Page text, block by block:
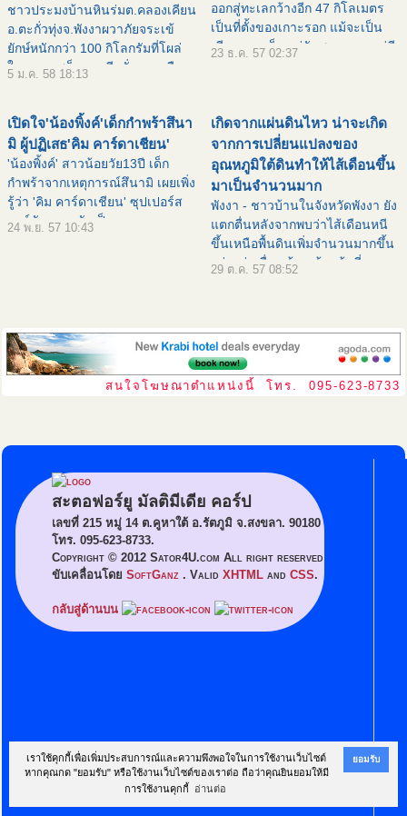
เราใช้คุกกี้เพื่อเพิ่มประสบการณ์และความพึงพอใจในการใช้งานเว็บไซต์
หากคุณกด "ยอมรับ" หรือใช้งานเว็บไซต์ของเราต่อ ถือว่าคุณยินยอมให้มี
การใช้งานคุกกี้
อ่านต่อ
ยอมรับ
ชาวประมงบ้านหินร่มต.คลองเคียน
อ.ตะกั่วทุ่งจ.พังงาผวาภัยจระเข้
ยักษ์หนักกว่า 100 กิโลกรัมที่โผล่
ในคลองเสม็ดนางชีหวั่นถูกเขมือบ
สายัณห์หัสน
5 ม.ค. 58 18:13
ออกสู่ทะเลกว้างอีก 47 กิโลเมตร
เป็นที่ตั้งของเกาะรอก แม้จะเป็น
เพียงเกาะเล็กๆ คู่กันสองเกาะ แต่มี
23 ธ.ค. 57 02:37
เปิดใจ'น้องพิ้งค์'เด็กกำพร้าสึนา
มิ ผู้ปฏิเสธ'คิม คาร์ดาเชียน'
'น้องพิ้งค์' สาวน้อยวัย13ปี เด็ก
กำพร้าจากเหตุการณ์สึนามิ เผยเพิ่ง
รู้ว่า 'คิม คาร์ดาเชียน' ซุปเปอร์ส
ตาร์ดัง อยากรับเป็นบุตรบุญธรรม
24 พ.ย. 57 10:43
เกิดจากแผ่นดินไหว น่าจะเกิด
จากการเปลี่ยนแปลงของ
อุณหภูมิใต้ดินทำให้ไส้เดือนขึ้น
มาเป็นจำนวนมาก
พังงา - ชาวบ้านในจังหวัดพังงา ยัง
แตกตื่นหลังจากพบว่าไส้เดือนหนี
ขึ้นเหนือพื้นดินเพิ่มจำนวนมากขึ้น
อย่างต่อเนื่อง ด้านเจ้าหน้าที่
29 ต.ค. 57 08:52
สนใจโฆษณาตำแหน่งนี้ โทร. 095-623-8733
สะตอฟอร์ยู มัลติมีเดีย คอร์ป
เลขที่ 215 หมู่ 14 ต.คูหาใต้ อ.รัตภูมิ จ.สงขลา. 90180
โทร. 095-623-8733.
Copyright © 2012 Sator4U.com All right reserved
ขับเคลื่อนโดย SoftGanz . Valid XHTML and CSS.
กลับสู่ด้านบน